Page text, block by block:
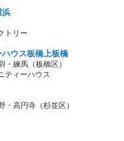
浜
トリー
ウス板橋上板橋
・練馬（板橋区）
ティーハウス
・高円寺（杉並区）